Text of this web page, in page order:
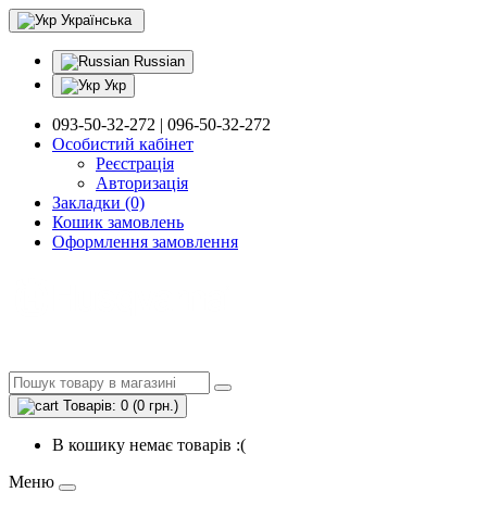
Українська
Russian
Укр
093-50-32-272 | 096-50-32-272
Особистий кабінет
Реєстрація
Авторизація
Закладки (0)
Кошик замовлень
Оформлення замовлення
Товарів: 0 (0 грн.)
В кошику немає товарів :(
Меню